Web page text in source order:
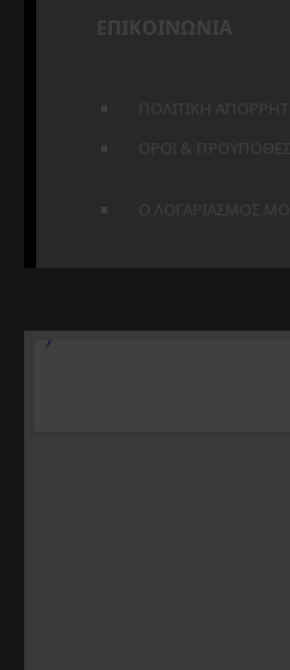
ΕΠΙΚΟΙΝΩΝΙΑ
ΠΟΛΙΤΙΚΗ
ΟΡΟΙ &
Ο ΛΟΓΑΡΙΑΣΜΟΣ ΜΟΥ